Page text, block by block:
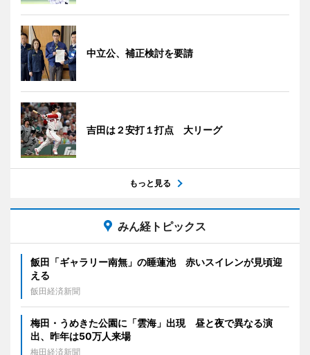
中立公、補正検討を要請
吉田は２安打１打点 大リーグ
もっと見る
みん経トピックス
飯田「ギャラリー南無」の睡蓮池 赤いスイレンが見頃迎
える
飯田経済新聞
梅田・うめきた公園に「雲海」出現 昼と夜で異なる演
出、昨年は50万人来場
梅田経済新聞